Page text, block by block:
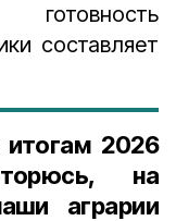
составляет
2026
на
аграрии